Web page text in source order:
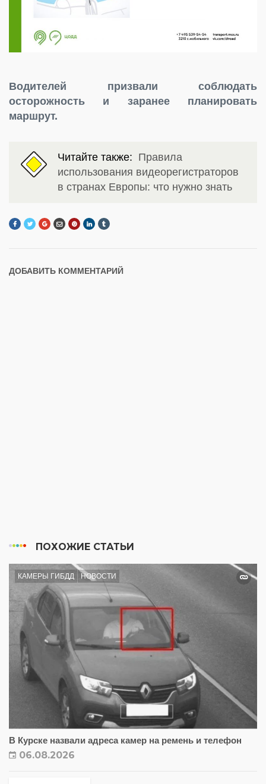
Водителей призвали соблюдать
осторожность и заранее планировать
маршрут.
Читайте также: Правила
использования видеорегистраторов
в странах Европы: что нужно знать
ДОБАВИТЬ КОММЕНТАРИЙ
ПОХОЖИЕ СТАТЬИ
КАМЕРЫ ГИБДД НОВОСТИ
В Курске назвали адреса камер на ремень и телефон
06.08.2026